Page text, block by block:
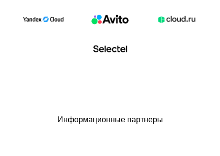
Информационные партнеры